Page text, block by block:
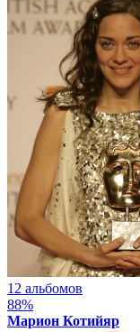
12 альбомов
88%
Марион Котийяр